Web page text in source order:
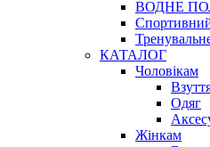
ВОДНЕ
КАТАЛОГ
Чоловікам
Одяг
Жінкам